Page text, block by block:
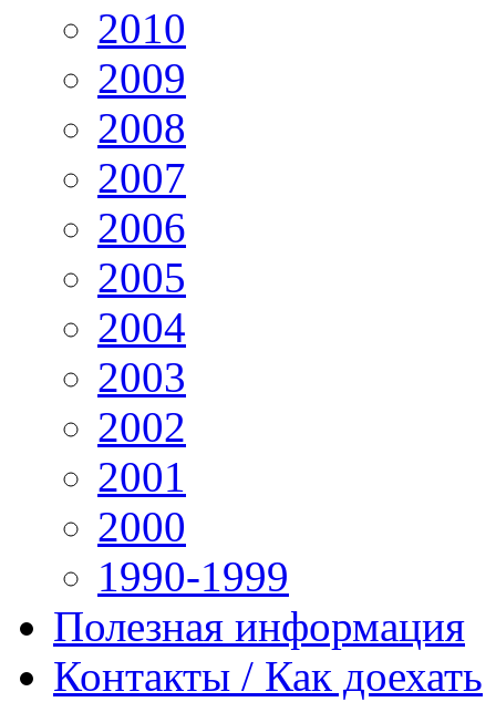
2010
2009
2008
2007
2006
2005
2004
2003
2002
2001
2000
1990-1999
Полезная информация
Контакты / Как доехать